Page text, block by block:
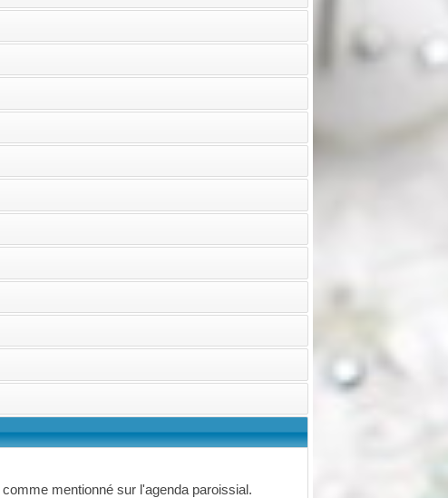
comme mentionné sur l'agenda paroissial.